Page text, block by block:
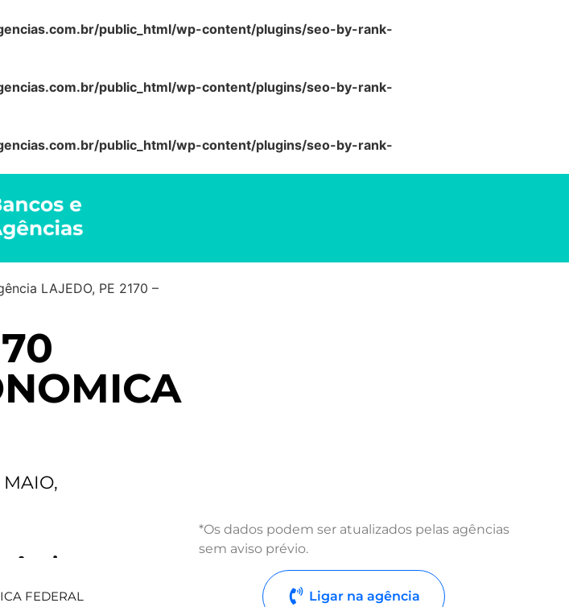
public_html/wp-content/plugins/seo-by-rank-
public_html/wp-content/plugins/seo-by-rank-
public_html/wp-content/plugins/seo-by-rank-
LAJEDO, PE 2170 –
FEDERAL
*Os dados podem ser atualizados pelas agências
sem aviso prévio.
Ligar na agência